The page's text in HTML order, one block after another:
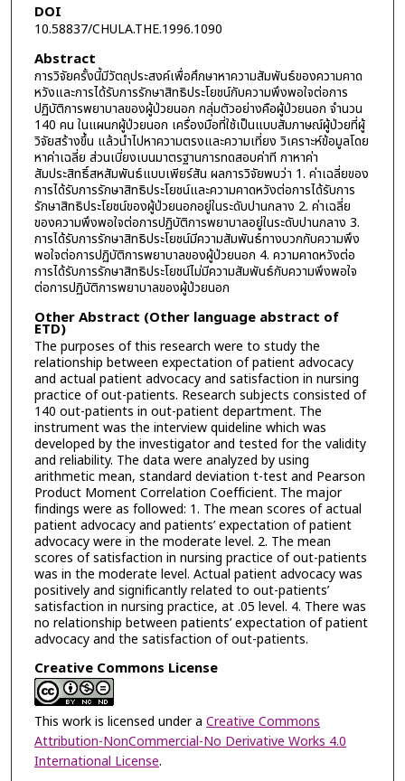
DOI
10.58837/CHULA.THE.1996.1090
Abstract
การวิจัยครั้งนี้มีวัตถุประสงค์เพื่อศึกษาหาความสัมพันธ์ของความคาด
หวังและการได้รับการรักษาสิทธิประโยชน์กับความพึงพอใจต่อการ
ปฏิบัติการพยาบาลของผู้ป่วยนอก กลุ่มตัวอย่างคือผู้ป่วยนอก จำนวน
140 คน ในแผนกผู้ป่วยนอก เครื่องมือที่ใช้เป็นแบบสัมภาษณ์ผู้ป่วยที่ผู้
วิจัยสร้างขึ้น แล้วนำไปหาความตรงและความเที่ยง วิเคราะห์ข้อมูลโดย
หาค่าเฉลี่ย ส่วนเบี่ยงเบนมาตรฐานการทดสอบค่าที กาหาค่า
สัมประสิทธิ์สหสัมพันธ์แบบเพียร์สัน ผลการวิจัยพบว่า 1. ค่าเฉลี่ยของ
การได้รับการรักษาสิทธิประโยชน์และความคาดหวังต่อการได้รับการ
รักษาสิทธิประโยชน์ของผู้ป่วยนอกอยู่ในระดับปานกลาง 2. ค่าเฉลี่ย
ของความพึงพอใจต่อการปฏิบัติการพยาบาลอยู่ในระดับปานกลาง 3.
การได้รับการรักษาสิทธิประโยชน์มีความสัมพันธ์ทางบวกกับความพึง
พอใจต่อการปฏิบัติการพยาบาลของผู้ป่วยนอก 4. ความคาดหวังต่อ
การได้รับการรักษาสิทธิประโยชน์ไม่มีความสัมพันธ์กับความพึงพอใจ
ต่อการปฏิบัติการพยาบาลของผู้ป่วยนอก
Other Abstract (Other language abstract of
ETD)
The purposes of this research were to study the
relationship between expectation of patient advocacy
and actual patient advocacy and satisfaction in nursing
practice of out-patients. Research subjects consisted of
140 out-patients in out-patient department. The
instrument was the interview quideline which was
developed by the investigator and tested for the validity
and reliability. The data were analyzed by using
arithmetic mean, standard deviation t-test and Pearson
Product Moment Correlation Coefficient. The major
findings were as followed: 1. The mean scores of actual
patient advocacy and patients’ expectation of patient
advocacy were in the moderate level. 2. The mean
scores of satisfaction in nursing practice of out-patients
was in the moderate level. Actual patient advocacy was
positively and significantly related to out-patients’
satisfaction in nursing practice, at .05 level. 4. There was
no relationship between patients’ expectation of patient
advocacy and the satisfaction of out-patients.
Creative Commons License
This work is licensed under a Creative Commons
Attribution-NonCommercial-No Derivative Works 4.0
International License.